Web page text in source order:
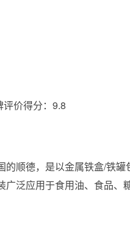
价得分：9.8
顺德，是以金属铁盒/铁罐
泛应用于食用油、食品、